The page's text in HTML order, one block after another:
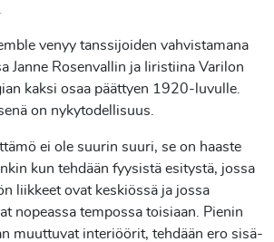
venyy tanssijoiden vahvistamana
Janne Rosenvallin ja Iiristiina Varilon
kaksi osaa päättyen 1920-luvulle.
on nykytodellisuus.
ei ole suurin suuri, se on haaste
kun tehdään fyysistä esitystä, jossa
liikkeet ovat keskiössä ja jossa
nopeassa tempossa toisiaan. Pienin
muuttuvat interiöörit, tehdään ero sisä-